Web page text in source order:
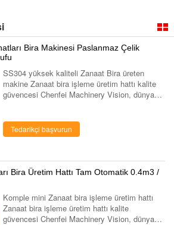
Bira Makinesi Paslanmaz Çelik
SS304 yüksek kaliteli Zanaat Bira üreten
makine Zanaat bira işleme üretim hattı kalite
güvencesi Chenfei Machinery Vision, dünyanın
Tedarikçi başvurun
Bira Üretim Hattı Tam Otomatik 0.4m3 /
Komple mini Zanaat bira işleme üretim hattı
Zanaat bira işleme üretim hattı kalite
güvencesi Chenfei Machinery Vision, dünyanın